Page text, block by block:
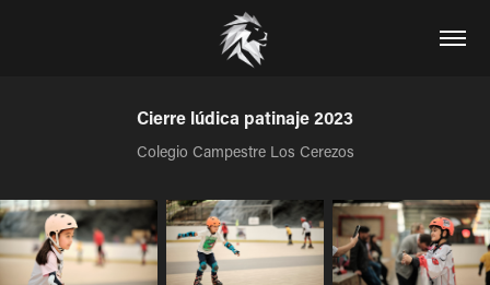
Cierre lúdica patinaje 2023
Colegio Campestre Los Cerezos